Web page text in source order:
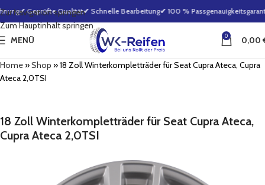
Zur Navigation springen
Zum Hauptinhalt springen
✔ Geprüfte Qualität✔ Schnelle Bearbeitung✔ 100 %
MENÜ 0 0,00
Home»Shop »18 Zoll Winterkompletträder für Seat Cupra Ateca, Cupra
Ateca 2,0TSI
18 Zoll Winterkompletträder für Seat Cupra Ateca,
Cupra Ateca 2,0TSI